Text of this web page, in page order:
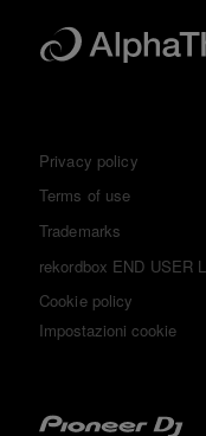
Privacy policy
Terms of use
Trademarks
rekordbox END USER
Cookie policy
Impostazioni cookie